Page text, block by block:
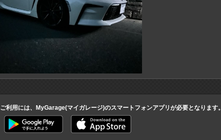
ご利用には、MyGarage(マイガレージ)のスマートフォンアプリが必要となります。